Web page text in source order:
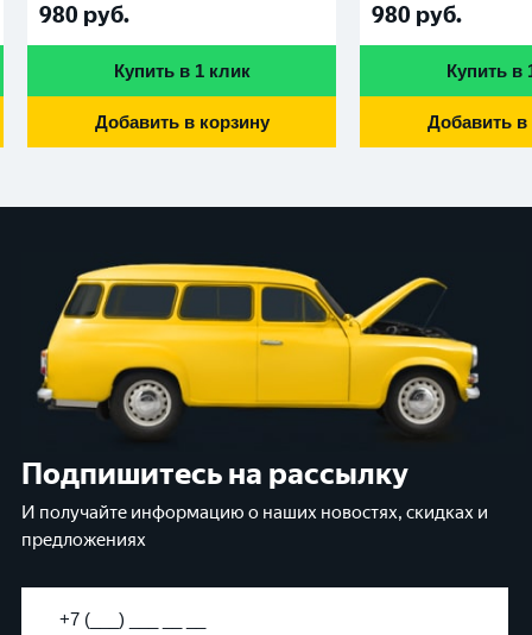
980 руб.
Купить в 1 клик
Добавить в корзину
980 руб.
Купить в
Добавить в
Подпишитесь на рассылку
И получайте информацию о наших новостях, скидках и
предложениях